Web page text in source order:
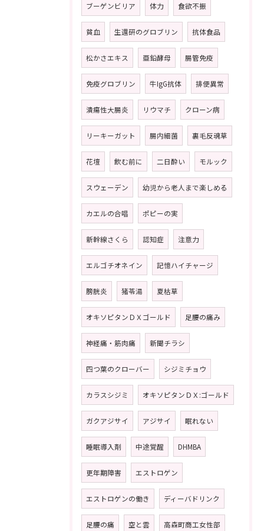
ブーゲンビリア 体力 食欲不振
貧血 生還研のグロブリン 抗体食品
松かさエキス 亜鉛酵母 腸管免疫
免疫グロブリン 牛IgG抗体 排便異常
潰瘍性大腸炎 リウマチ クローン病
リーキーガット 腸内細菌 裏毛反魂草
花壇 飲む前に 二日酔い モルック
スウェーデン 幼児から老人まで楽しめる
カエルの合唱 ポピーの実
新幹線さくら 認知症 注意力
エルゴチオネイン 記憶ハイチャージ
膀胱炎 猪苓湯 夏枯草
オキソピタンＤＸゴールド 足腰の痛み
神経痛・筋肉痛 新聞チラシ
四つ葉のクローバー シジミチョウ
カラスシジミ オキソピタンＤＸ:ゴールド
ガクアジサイ アジサイ 眠れない
睡眠導入剤 中途覚醒 DHMBA
更年期障害 エストロゲン
エストロゲンの働き ディーバドリンク
足腰の痛 空と雲 高森町商工女性部